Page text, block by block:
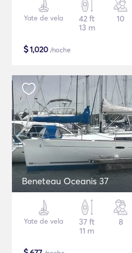
Yate de vela
42 ft
13 m
10
$1,020 /noche
Beneteau Oceanis 37
Yate de vela
37 ft
11 m
8